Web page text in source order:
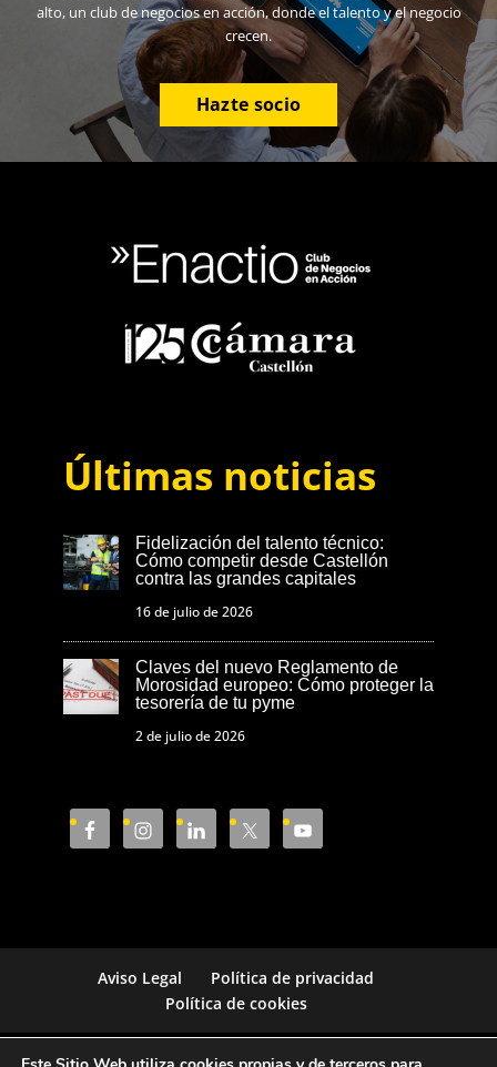
alto, un club de negocios en acción, donde el talento y el negocio
crecen.
Hazte socio
Últimas noticias
Fidelización del talento técnico:
Cómo competir desde Castellón
contra las grandes capitales
16 de julio de 2026
Claves del nuevo Reglamento de
Morosidad europeo: Cómo proteger la
tesorería de tu pyme
2 de julio de 2026
Aviso Legal
Política de privacidad
Política de cookies